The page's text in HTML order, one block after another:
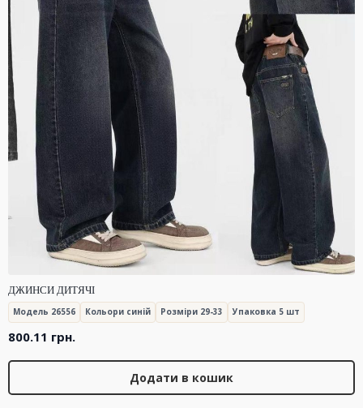
ДЖИНСИ ДИТЯЧІ
Модель 26556 Кольори синій Розміри 29-33 Упаковка 5 шт
800.11 грн.
Додати в кошик